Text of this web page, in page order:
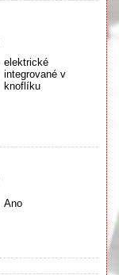
elektrické
integrované v
knoflíku
Ano